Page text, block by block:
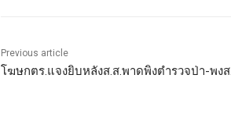
Previous article
โฆษกตร.แจงยิบหลังส.ส.พาดพิงตำรวจป่า-พงส.